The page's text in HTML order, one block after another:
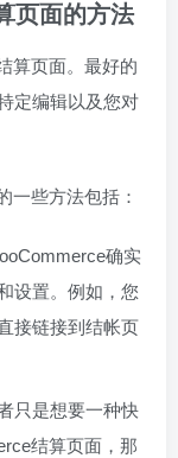
页面的方法
算页面。最好的
定编辑以及您对
一些方法包括：
确实
设置。例如，您
接链接到结帐页
只是想要一种快
结算页面，那